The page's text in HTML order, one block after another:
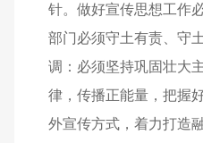
针。做好宣传思想工作
部门必须守土有责、守
调：必须坚持巩固壮大
律，传播正能量，把握
外宣传方式，着力打造